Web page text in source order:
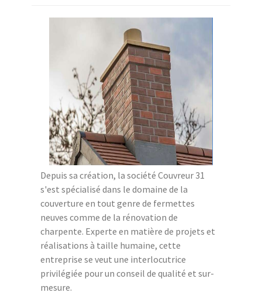
Depuis sa création, la société Couvreur 31
s'est spécialisé dans le domaine de la
couverture en tout genre de fermettes
neuves comme de la rénovation de
charpente. Experte en matière de projets et
réalisations à taille humaine, cette
entreprise se veut une interlocutrice
privilégiée pour un conseil de qualité et sur-
mesure.